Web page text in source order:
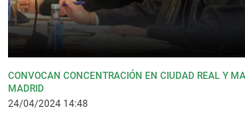
CONVOCAN CONCENTRACIÓN EN CIUDAD REAL Y
MADRID
24/04/2024 14:48